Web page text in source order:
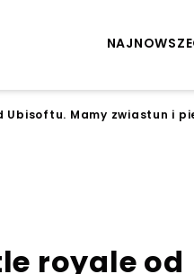
NAJNOWSZE
Mamy zwiastun i
royale od